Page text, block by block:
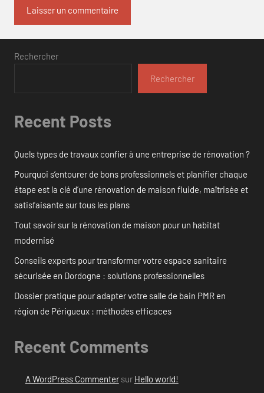
Rechercher
Rechercher
Recent Posts
Quels types de travaux confier à une entreprise de rénovation ?
Pourquoi s’entourer de bons professionnels et planifier chaque
étape est la clé d’une rénovation de maison fluide, maîtrisée et
satisfaisante sur tous les plans
Tout savoir sur la rénovation de maison pour un habitat
modernisé
Conseils experts pour transformer votre espace sanitaire
sécurisée en Dordogne : solutions professionnelles
Dossier pratique pour adapter votre salle de bain PMR en
région de Périgueux : méthodes efficaces
Recent Comments
A WordPress Commentersur Hello world!